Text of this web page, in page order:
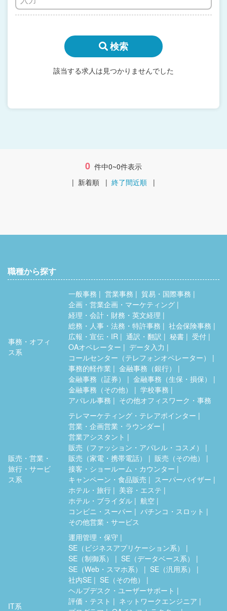
検索
該当する求人は見つかりませんでした
0 件中0~0件表示
| 新着順 | 終了間近順 |
職種から探す
事務・オフィ
ス系
一般事務 営業事務
貿易・国際事務
企画・営業企画・マーケティング
経理・会計・財務・英文経理
総務・人事・法務・特許事務
社会保険事務
広報・宣伝・IR
通訳・翻訳 秘書
受付
OAオペレーター
データ入力
コールセンター（テレフォンオペレーター）
事務的軽作業
金融事務（銀行）
金融事務（証券）
金融事務（生保・損保）
金融事務（その他）
学校事務
アパレル事務
その他オフィスワーク・事務
販売・営業・
旅行・サービ
ス系
テレマーケティング・テレアポインター
営業・企画営業・ラウンダー
営業アシスタント
販売（ファッション・アパレル・コスメ）
販売（家電・携帯電話）
販売（その他）
接客・ショールーム・カウンター
キャンペーン・食品販売
スーパーバイザー
ホテル・旅行
美容・エステ
ホテル・ブライダル
航空
コンビニ・スーパー
パチンコ・スロット
その他営業・サービス
IT系
運用管理・保守
SE（ビジネスアプリケーション系）
SE（制御系）
SE（データベース系）
SE（Web・スマホ系）
SE（汎用系）
社内SE
SE（その他）
ヘルプデスク・ユーザーサポート
評価・テスト
ネットワークエンジニア